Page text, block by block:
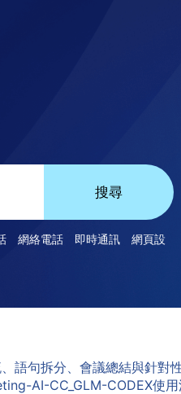
搜尋
網絡電話 即時通訊
網頁設
句拆分、會議總結與針對
AI-CC_GLM-CODEX使用